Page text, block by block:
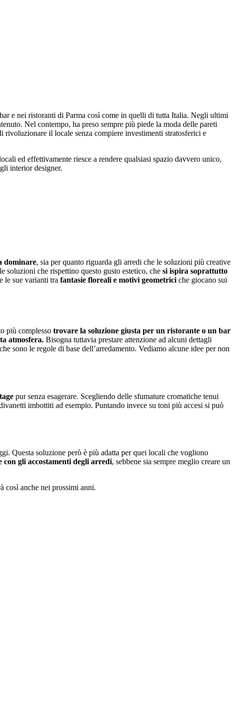
e nei ristoranti di Parma così come in quelli di tutta Italia. Negli ultimi
Nel contempo, ha preso sempre più piede la moda delle pareti
rivoluzionare il locale senza compiere investimenti stratosferici e
ed effettivamente riesce a rendere qualsiasi spazio davvero unico,
interior designer.
dominare, sia per quanto riguarda gli arredi che le soluzioni più creative
soluzioni che rispettino questo gusto estetico, che si ispira soprattutto
le sue varianti tra fantasie floreali e motivi geometrici che giocano sui
più complesso trovare la soluzione giusta per un ristorante o un bar
atmosfera. Bisogna tuttavia prestare attenzione ad alcuni dettagli
sono le regole di base dell’arredamento. Vediamo alcune idee per non
pur senza esagerare. Scegliendo delle sfumature cromatiche tenui
imbottiti ad esempio. Puntando invece su toni più accesi si può
Questa soluzione però è più adatta per quei locali che vogliono
con gli accostamenti degli arredi, sebbene sia sempre meglio creare un
così anche nei prossimi anni.